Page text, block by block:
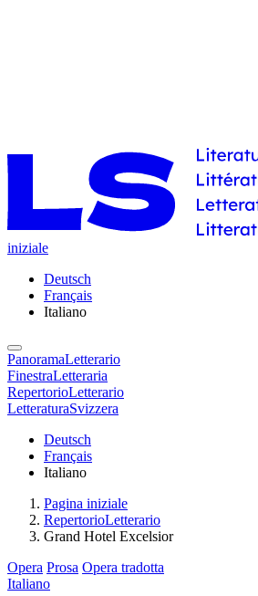
iniziale
Deutsch
Français
Italiano
PanoramaLetterario
FinestraLetteraria
RepertorioLetterario
LetteraturaSvizzera
Deutsch
Français
Italiano
Pagina iniziale
RepertorioLetterario
Grand Hotel Excelsior
Opera Prosa Opera tradotta
Italiano